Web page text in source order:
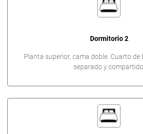
Dormitorio 2
Planta superior, cama doble. Cuarto de
separado y